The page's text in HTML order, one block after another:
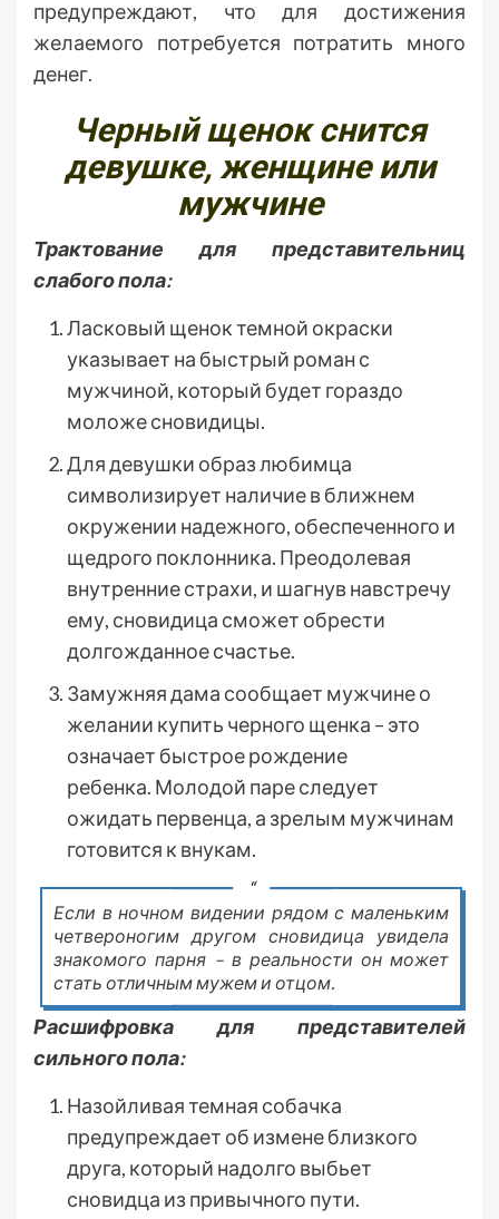
предупреждают, что для достижения
желаемого потребуется потратить много
денег.
Черный щенок снится
девушке, женщине или
мужчине
Трактование для представительниц
слабого пола:
Ласковый щенок темной окраски
указывает на быстрый роман с
мужчиной, который будет гораздо
моложе сновидицы.
Для девушки образ любимца
символизирует наличие в ближнем
окружении надежного, обеспеченного и
щедрого поклонника. Преодолевая
внутренние страхи, и шагнув навстречу
ему, сновидица сможет обрести
долгожданное счастье.
Замужняя дама сообщает мужчине о
желании купить черного щенка – это
означает быстрое рождение
ребенка. Молодой паре следует
ожидать первенца, а зрелым мужчинам
готовится к внукам.
Если в ночном видении рядом с маленьким
четвероногим другом сновидица увидела
знакомого парня – в реальности он может
стать отличным мужем и отцом.
Расшифровка для представителей
сильного пола:
Назойливая темная собачка
предупреждает об измене близкого
друга, который надолго выбьет
сновидца из привычного пути.